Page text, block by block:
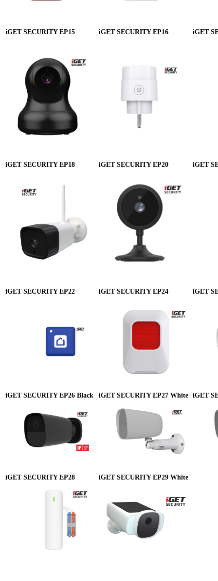
iGET SECURITY EP15 iGET SECURITY EP16 iGET
iGET SECURITY EP18 iGET SECURITY EP20 iGET
iGET SECURITY EP22 iGET SECURITY EP24 iGET
iGET SECURITY EP26 Black iGET SECURITY EP27 White iGET
iGET SECURITY EP28 iGET SECURITY EP29 White